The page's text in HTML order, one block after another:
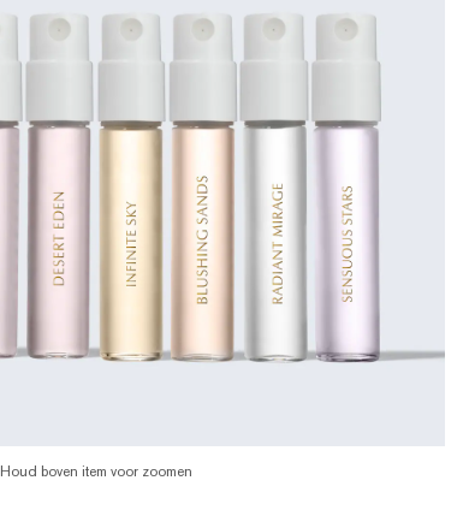
Houd boven item voor zoomen